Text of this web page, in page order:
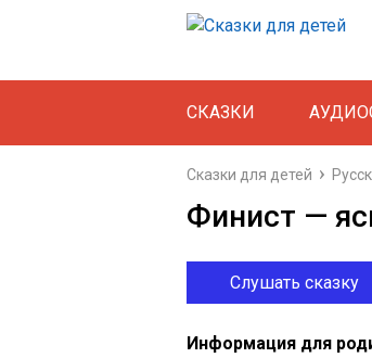
СКАЗКИ
Сказки для детей
Финист —
Слушать сказку
Информация для